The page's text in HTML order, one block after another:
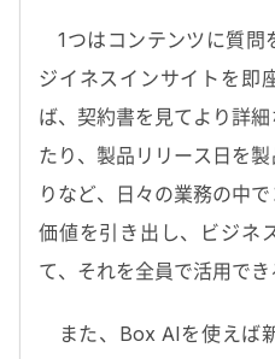
1つはコンテンツに質問
ジイネスインサイトを即
ば、契約書を見てより詳
たり、製品リリース日を
りなど、日々の業務の中
価値を引き出し、ビジネ
て、それを全員で活用でき
また、Box AIを使えば